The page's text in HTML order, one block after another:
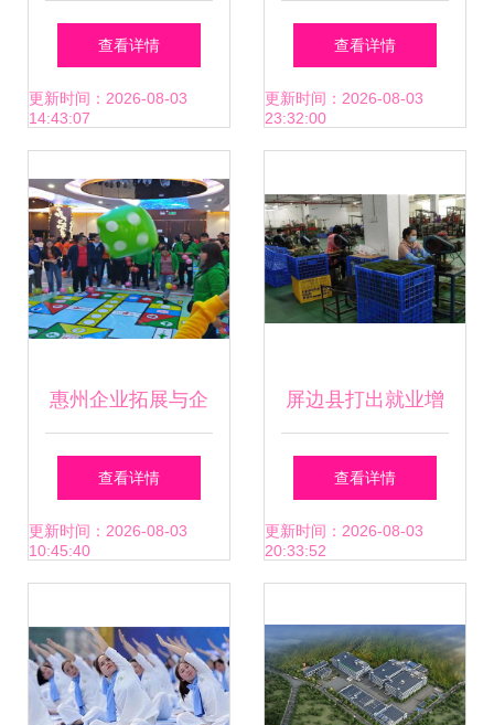
湾——内蒙古中小
企业发展联合会首
州拉开帷幕
查看详情
更新时间：2026-08-03
14:43:07
中资机构企业趣味
运动会圆满闭幕 惠
外
查看详情
更新时间：2026-08-03
23:32:00
惠州企业拓展与企
业运动会价格概览
查看详情
更新时间：2026-08-03
10:45:40
屏边县打出就业增
收“组合拳”，助力
乡村振兴与红河频
动会
查看详情
更新时间：2026-08-03
20:33:52